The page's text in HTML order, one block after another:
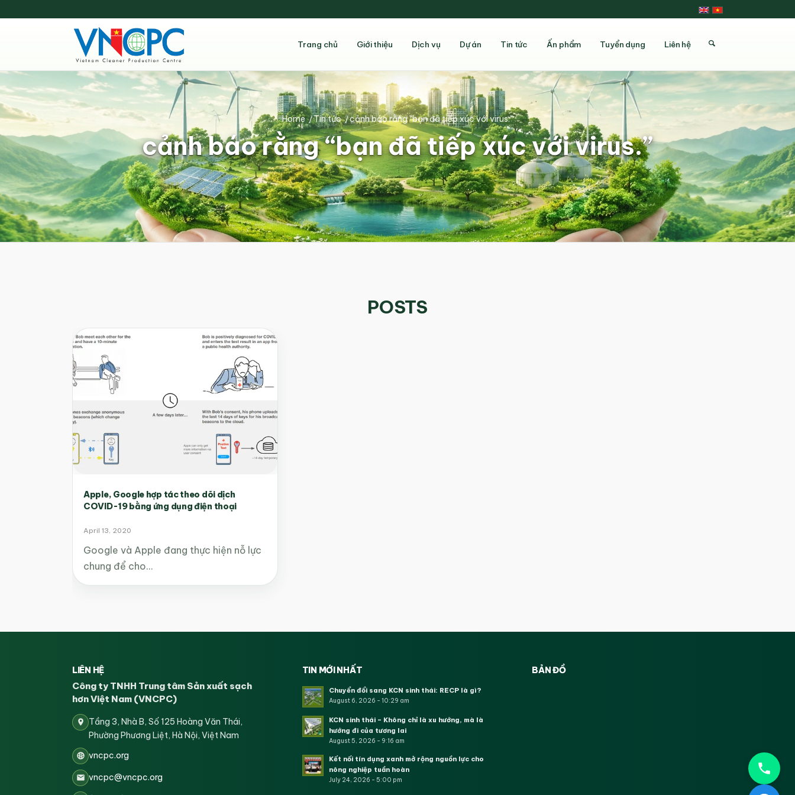
Trang chủ Giới thiệu Dịch vụ Dự án Tin tức Ấn phẩm Tuyển dụng Liên hệ
cảnh báo rằng “bạn đã tiếp xúc với virus.”
Home /Tin tức /cảnh báo rằng "bạn đã tiếp xúc với virus."
POSTS
Apple, Google hợp tác theo dõi dịch
COVID-19 bằng ứng dụng điện thoại
April 13, 2020
Google và Apple đang thực hiện nỗ lực
chung để cho…
LIÊN HỆ
Công ty TNHH Trung tâm Sản xuất sạch
hơn Việt Nam (VNCPC)
Tầng 3, Nhà B, Số 125 Hoàng Văn Thái,
Phường Phương Liệt, Hà Nội, Việt Nam
vncpc.org
vncpc@vncpc.org
TIN MỚI NHẤT
Chuyển đổi sang KCN sinh thái: RECP là gì?
August 6, 2026 - 10:29 am
KCN sinh thái – Không chỉ là xu hướng, mà là
hướng đi của tương lai
August 5, 2026 - 9:16 am
Kết nối tín dụng xanh mở rộng nguồn lực cho
nông nghiệp tuần hoàn
July 24, 2026 - 5:00 pm
BẢN ĐỒ